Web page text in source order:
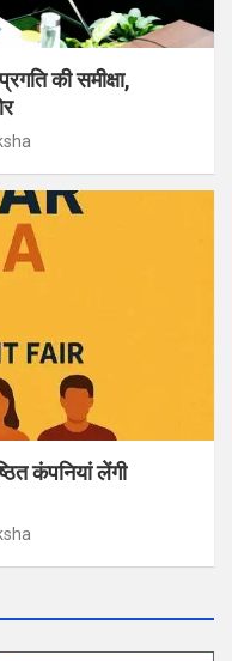
की समीक्षा,
कंपनियां लेंगी